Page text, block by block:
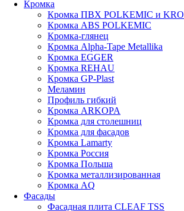
Кромка
Кромка ПВХ POLKEMIC и
Кромка ABS POLKEMIС
Кромка-глянец
Кромка Alpha-Tape Metallika
Кромка EGGER
Кромка REHAU
Кромка GP-Plast
Меламин
Профиль гибкий
Кромка ARKOPA
Кромка для столешниц
Кромка для фасадов
Кромка Lamarty
Кромка Россия
Кромка Польша
Кромка металлизированная
Кромка AQ
Фасады
Фасадная плита CLEAF TSS